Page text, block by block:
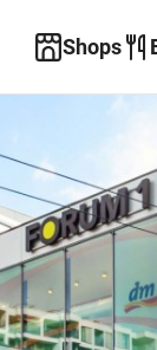
Shops